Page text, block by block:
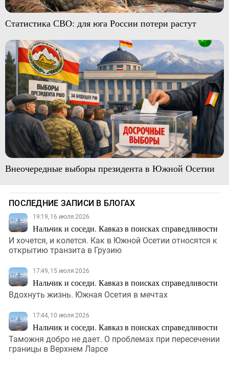
Статистика СВО: для юга России потери растут
Внеочередные выборы президента в Южной Осетии
ПОСЛЕДНИЕ ЗАПИСИ В БЛОГАХ
19:19, 16 июля 2026
Нальчик и соседи. Кавказ в поисках справедливости
И хочется, и колется. Как в Южной Осетии относятся к
открытию транзита в Грузию
17:49, 15 июля 2026
Нальчик и соседи. Кавказ в поисках справедливости
Вдохнуть жизнь. Южная Осетия в мечтах
17:44, 10 июля 2026
Нальчик и соседи. Кавказ в поисках справедливости
Таможня добро не дает. О проблемах при пересечении
границы в Верхнем Ларсе